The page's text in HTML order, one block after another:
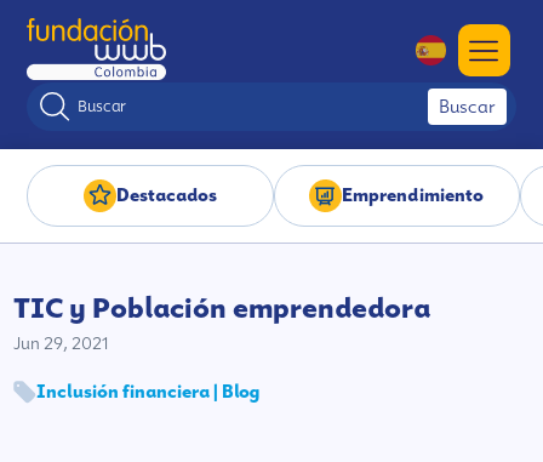
Buscar
Destacados Emprendimiento
TIC y Población emprendedora
Jun 29, 2021
Inclusión financiera | Blog